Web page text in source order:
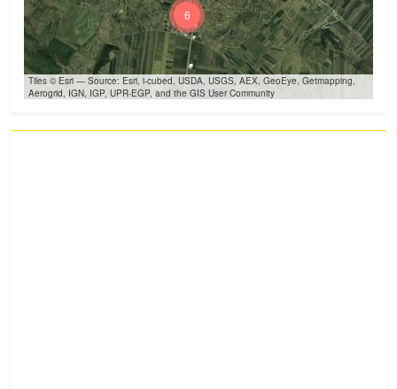
6
Tiles © Esri — Source: Esri, i-cubed, USDA, USGS, AEX, GeoEye, Getmapping,
Aerogrid, IGN, IGP, UPR-EGP, and the GIS User Community